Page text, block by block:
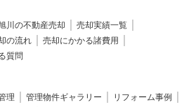
川の不動産売却
売却実績一覧
の流れ
売却にかかる諸費用
質問
理 管理物件ギャラリー
リフォーム事例